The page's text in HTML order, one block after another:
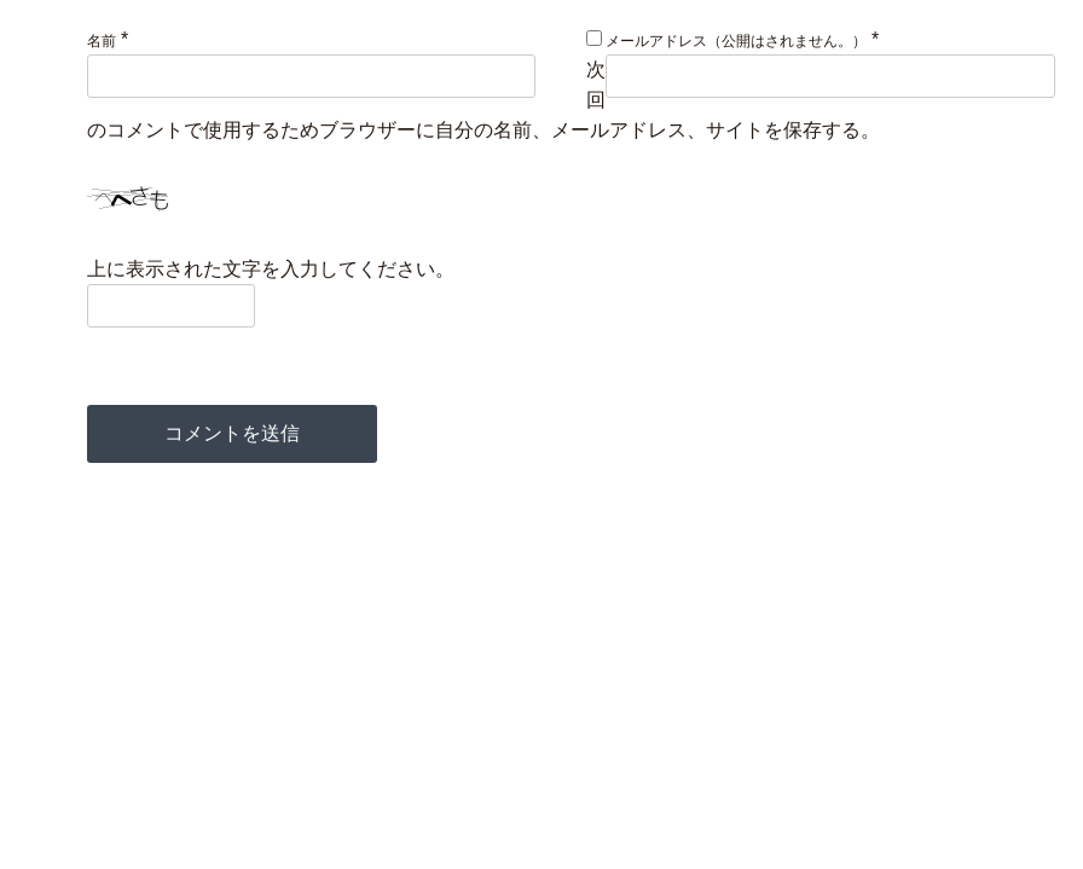
名前 * メールアドレス（公開はされません。）
*
次
回
のコメントで使用するためブラウザーに自分の名前、メールアドレス、サイトを保存する。
上に表示された文字を入力してください。